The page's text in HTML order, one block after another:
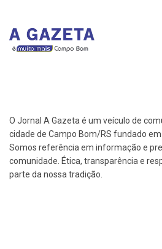
O Jornal A Gazeta é um veículo de
cidade de Campo Bom/RS fundado em
Somos referência em informação e
comunidade. Ética, transparência e
parte da nossa tradição.